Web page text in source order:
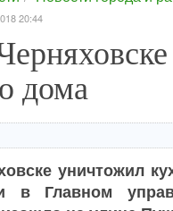
20:44
дома
уничтожил
в Главном